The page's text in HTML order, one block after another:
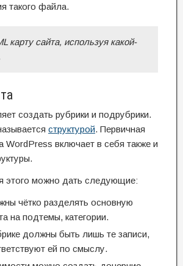
такого файла.
карту сайта, используя какой-
создать рубрики и подрубрики.
структурой. Первичная
WordPress включает в себя также и
этого можно дать следующие:
чётко разделять основную
на подтемы, категории.
должны быть лишь те записи,
ей по смыслу.